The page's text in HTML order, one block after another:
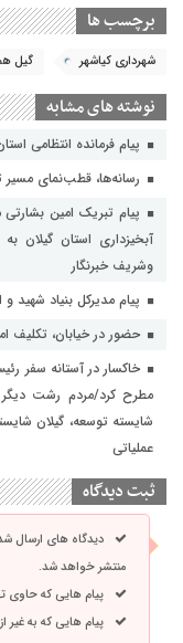
برچسب ها
شهرداری کیاشهر گیل
نوشته های مشابه
پیام فرمانده انتظامی
رسانه‌ها، قطب‌نمای
پیام تبریک امین
وشریف خبرنگار
پیام مدیرکل بنیاد شهید و
حضور در خیابان، تکلیف
خاکسار در آستانه سفر
مطرح کرد/مردم رشت
شایسته توسعه، گیلان
عملیاتی
ثبت دیدگاه
دیدگاه های ارسال
منتشر خواهد شد.
پیام هایی که حاوی
پیام هایی که به غیر